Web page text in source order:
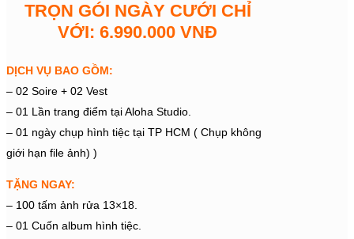
TRỌN GÓI NGÀY CƯỚI CHỈ
VỚI: 6.990.000 VNĐ
DỊCH VỤ BAO GỒM:
– 02 Soire + 02 Vest
– 01 Lần trang điểm tại Aloha Studio.
– 01 ngày chụp hình tiệc tại TP HCM ( Chụp không
giới hạn file ảnh) )
TẶNG NGAY:
– 100 tấm ảnh rửa 13×18.
– 01 Cuốn album hình tiệc.